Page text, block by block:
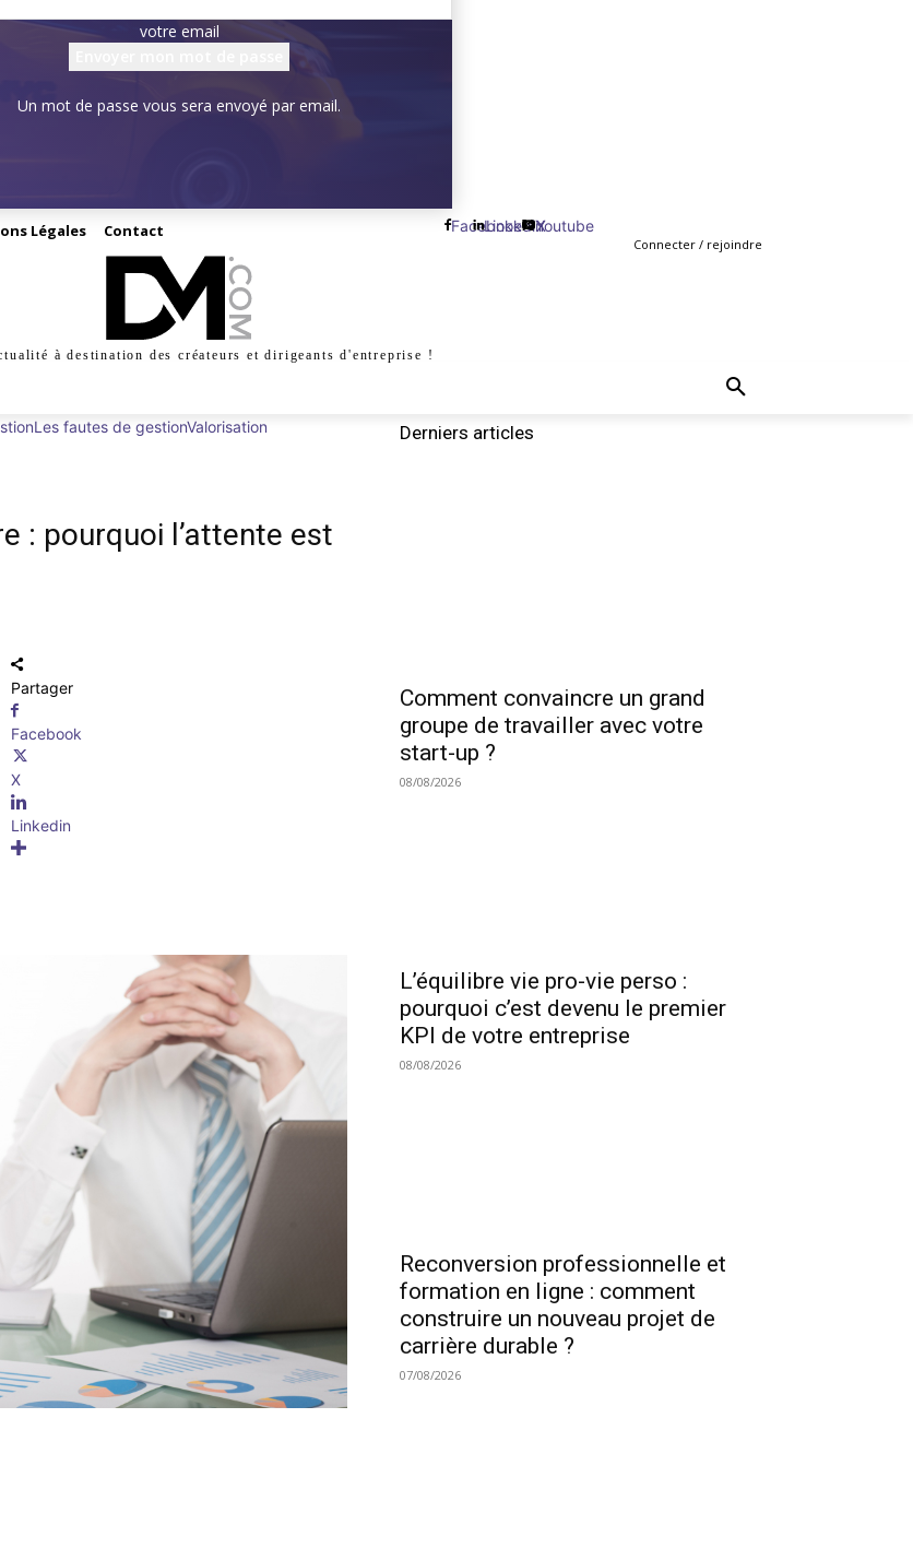
votre email
Un mot de passe vous sera envoyé par email.
Légales Contact Facebook
Linkedin
X
Youtube
Connecter / rejoindre
à destination des créateurs et dirigeants d'entreprise !
Les fautes de gestionValorisation
: pourquoi l’attente est
Partager
Facebook
X
Linkedin
Derniers articles
Comment convaincre un grand
groupe de travailler avec votre
start-up ?
08/08/2026
L’équilibre vie pro-vie perso :
pourquoi c’est devenu le premier
KPI de votre entreprise
08/08/2026
Reconversion professionnelle et
formation en ligne : comment
construire un nouveau projet de
carrière durable ?
07/08/2026